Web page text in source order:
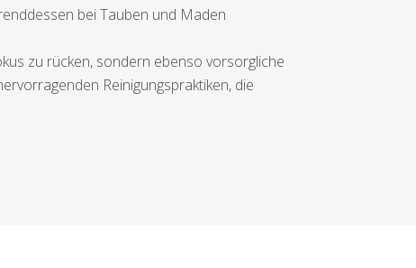
bei Tauben und Maden
zu rücken, sondern ebenso vorsorgliche
Reinigungspraktiken, die